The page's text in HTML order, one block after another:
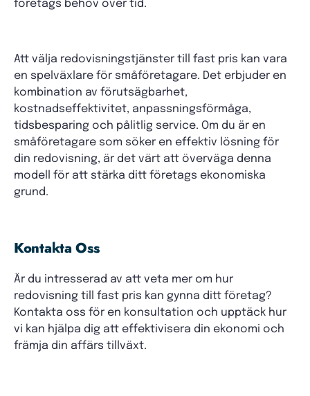
företags behov över tid.
Att välja redovisningstjänster till fast pris kan vara
en spelväxlare för småföretagare. Det erbjuder en
kombination av förutsägbarhet,
kostnadseffektivitet, anpassningsförmåga,
tidsbesparing och pålitlig service. Om du är en
småföretagare som söker en effektiv lösning för
din redovisning, är det värt att överväga denna
modell för att stärka ditt företags ekonomiska
grund.
Kontakta Oss
Är du intresserad av att veta mer om hur
redovisning till fast pris kan gynna ditt företag?
Kontakta oss för en konsultation och upptäck hur
vi kan hjälpa dig att effektivisera din ekonomi och
främja din affärs tillväxt.